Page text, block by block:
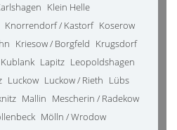
Klein Helle
Knorrendorf / Kastorf Koserow
Kriesow / Borgfeld Krugsdorf
Kublank Lapitz Leopoldshagen
Luckow Luckow / Rieth Lübs
Mallin Mescherin / Radekow
Mölln / Wrodow